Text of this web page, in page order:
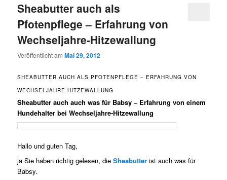
Sheabutter auch als
Pfotenpflege – Erfahrung von
Wechseljahre-Hitzewallung
Veröffentlicht amMai 29, 2012
SHEABUTTER AUCH ALS PFOTENPFLEGE – ERFAHRUNG VON
WECHSELJAHRE-HITZEWALLUNG
Sheabutter auch auch was für Babsy – Erfahrung von einem
Hundehalter bei Wechseljahre-Hitzewallung
Hallo und guten Tag,
ja Sie haben richtig gelesen, dieSheabutter ist auch was für
Babsy.